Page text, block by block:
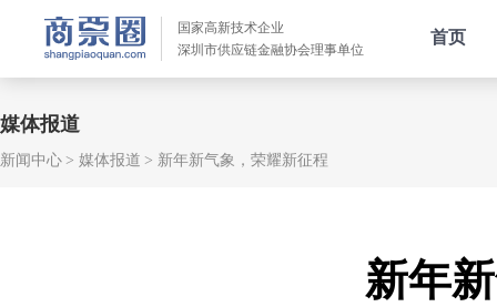
国家高新技术企业
深圳市供应链金融协会理事单位
首页
媒体报道
新闻中心 媒体报道 新年新气象，荣耀新征程
新年